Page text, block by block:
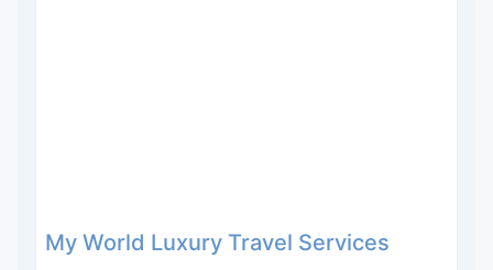
My World Luxury Travel Services